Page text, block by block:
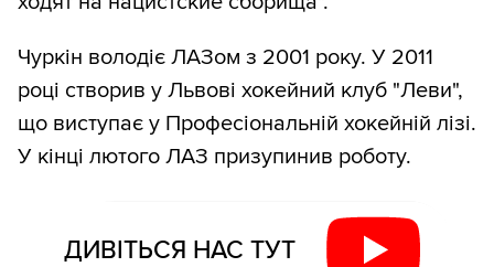
Чуркін володіє ЛАЗом з 2001 року. У 2011
році створив у Львові хокейний клуб "Леви",
що виступає у Професіональній хокейній лізі.
У кінці лютого ЛАЗ призупинив роботу.
ДИВІТЬСЯ НАС ТУТ